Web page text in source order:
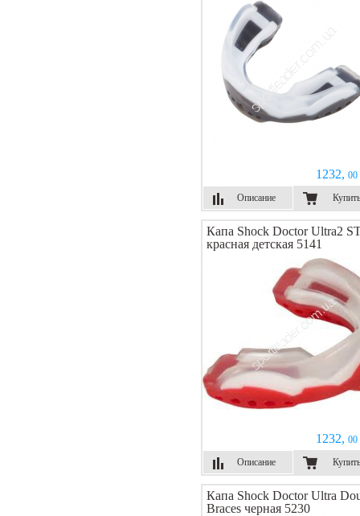
1232, 00
Описание
Купить
Капа Shock Doctor Ultra2
красная детская 5141
1232, 00
Описание
Купить
Капа Shock Doctor Ultra
Braces черная 5230